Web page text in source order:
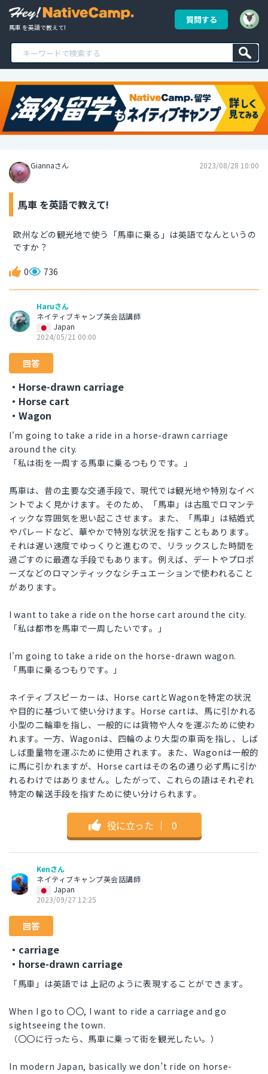
馬車 を英語で教えて!
質問する
Giannaさん 2023/08/28 10:00
馬車 を英語で教えて!
欧州などの観光地で使う「馬車に乗る」は英語でなんというの
ですか？
0 736
Haruさん
ネイティブキャンプ英会話講師
Japan
2024/05/21 00:00
回答
・Horse-drawn carriage
・Horse cart
・Wagon
I'm going to take a ride in a horse-drawn carriage
around the city.
「私は街を一周する馬車に乗るつもりです。」
馬車は、昔の主要な交通手段で、現代では観光地や特別なイベ
ントでよく見かけます。そのため、「馬車」は古風でロマンテ
ィックな雰囲気を思い起こさせます。また、「馬車」は結婚式
やパレードなど、華やかで特別な状況を指すこともあります。
それは遅い速度でゆっくりと進むので、リラックスした時間を
過ごすのに最適な手段でもあります。例えば、デートやプロポ
ーズなどのロマンティックなシチュエーションで使われること
があります。
I want to take a ride on the horse cart around the city.
「私は都市を馬車で一周したいです。」
I'm going to take a ride on the horse-drawn wagon.
「馬車に乗るつもりです。」
ネイティブスピーカーは、Horse cartとWagonを特定の状況
や目的に基づいて使い分けます。Horse cartは、馬に引かれる
小型の二輪車を指し、一般的には貨物や人々を運ぶために使わ
れます。一方、Wagonは、四輪のより大型の車両を指し、しば
しば重量物を運ぶために使用されます。また、Wagonは一般的
に馬に引かれますが、Horse cartはその名の通り必ず馬に引か
れるわけではありません。したがって、これらの語はそれぞれ
特定の輸送手段を指すために使い分けられます。
役に立った ｜ 0
Kenさん
ネイティブキャンプ英会話講師
Japan
2023/09/27 12:25
回答
・carriage
・horse-drawn carriage
「馬車」は英語では 上記のように表現することができます。
When I go to 〇〇, I want to ride a carriage and go
sightseeing the town.
（〇〇に行ったら、馬車に乗って街を観光したい。）
In modern Japan, basically we don’t ride on horse-